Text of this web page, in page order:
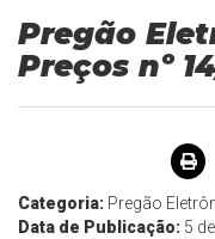
Pregão
Preços nº
Categoria: Pregão
Data de Publicação: 5